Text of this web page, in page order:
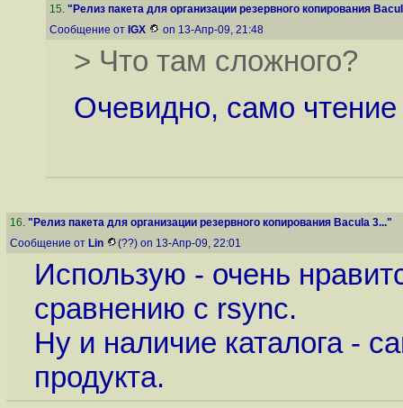
15. "Релиз пакета для организации резервного копирования
Сообщение от IGX on 13-Апр-09, 21:48
> Что там сложного?
Очевидно, само чтение
16. "Релиз пакета для организации резервного копирования Bacula 3..."
Сообщение от Lin (??) on 13-Апр-09, 22:01
Использую - очень
сравнению с rsync.
Ну и наличие каталога -
продукта.